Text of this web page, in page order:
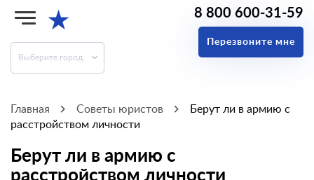
★
Выберите город
8 800 600-31-59
Перезвоните мне
Главная Советы юристов
Берут ли в армию с
расстройством личности
Берут ли в армию с
расстройством личности